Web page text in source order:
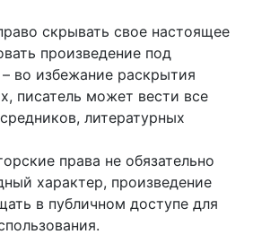
скрывать свое настоящее
произведение под
во избежание раскрытия
писатель может вести все
литературных
права не обязательно
характер, произведение
в публичном доступе для